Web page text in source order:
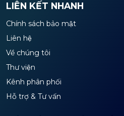
LIÊN KẾT NHANH
Chính sách bảo mật
Liên hệ
Về chúng tôi
Thư viện
Kênh phân phối
Hỗ trợ & Tư vấn